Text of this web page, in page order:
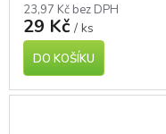
23,97 Kč bez DPH
29 Kč / ks
DO KOŠÍKU